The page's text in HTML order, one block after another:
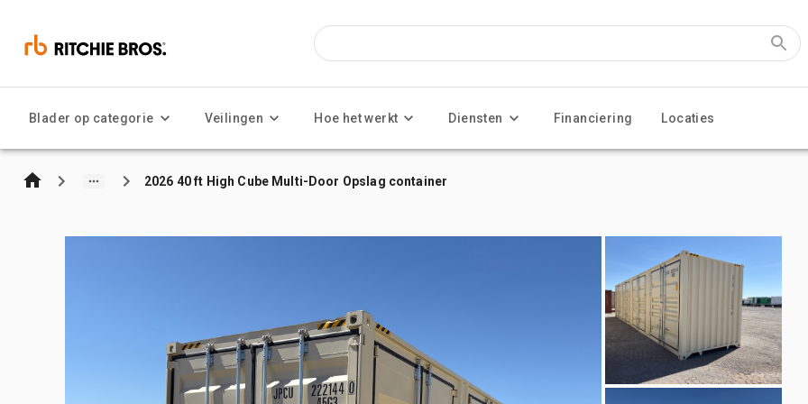
Blader op categorie Veilingen Hoe het werkt Diensten Financiering Locaties
2026 40 ft High Cube Multi-Door Opslag container